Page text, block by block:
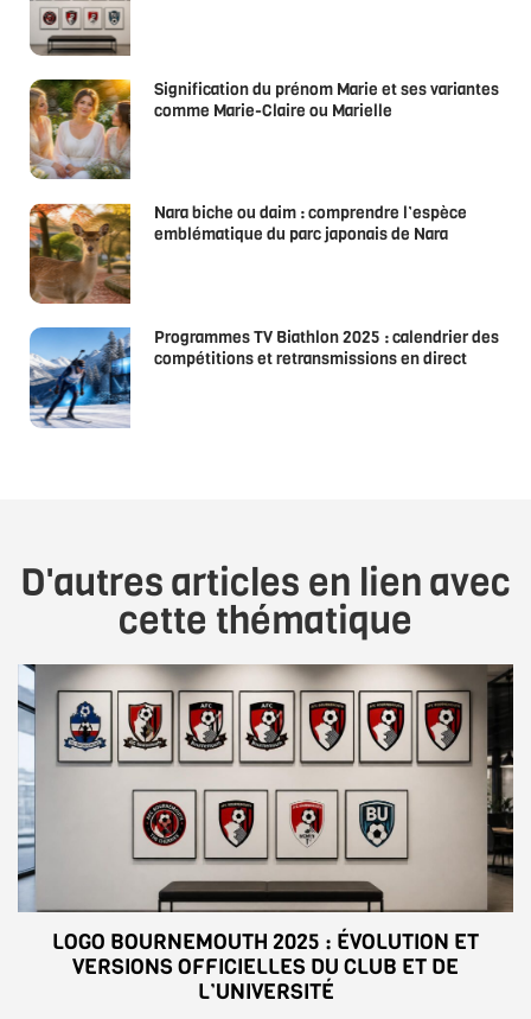
Signification du prénom Marie et ses variantes
comme Marie-Claire ou Marielle
Nara biche ou daim : comprendre l’espèce
emblématique du parc japonais de Nara
Programmes TV Biathlon 2025 : calendrier des
compétitions et retransmissions en direct
D'autres articles en lien avec
cette thématique
LOGO BOURNEMOUTH 2025 : ÉVOLUTION ET
VERSIONS OFFICIELLES DU CLUB ET DE
L’UNIVERSITÉ